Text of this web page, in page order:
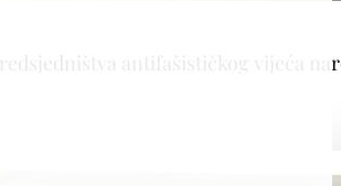
antifašističkog vijeća